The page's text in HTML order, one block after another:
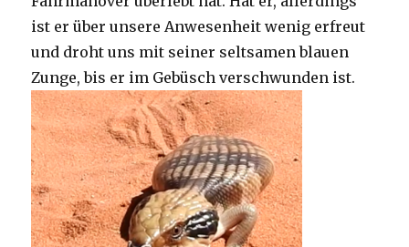
ist er über unsere Anwesenheit wenig erfreut
und droht uns mit seiner seltsamen blauen
Zunge, bis er im Gebüsch verschwunden ist.